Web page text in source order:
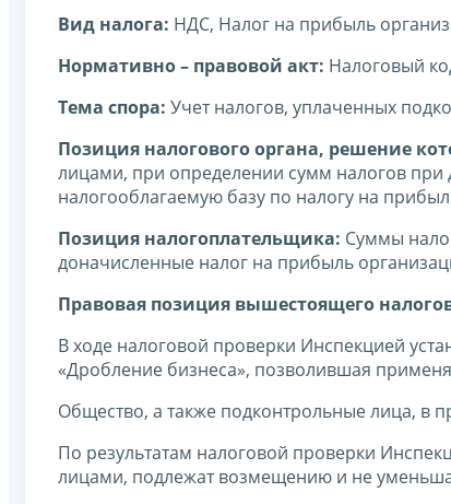
Вид налога: НДС, Налог на прибыль
Нормативно – правовой акт: Налоговый
Тема спора: Учет налогов, уплаченных
Позиция налогового органа, решение
лицами, при определении сумм налогов
налогооблагаемую базу по налогу на
Позиция налогоплательщика: Суммы
доначисленные налог на прибыль
Правовая позиция вышестоящего
В ходе налоговой проверки Инспекцией
«Дробление бизнеса», позволившая
Общество, а также подконтрольные лица, в
По результатам налоговой проверки
лицами, подлежат возмещению и не